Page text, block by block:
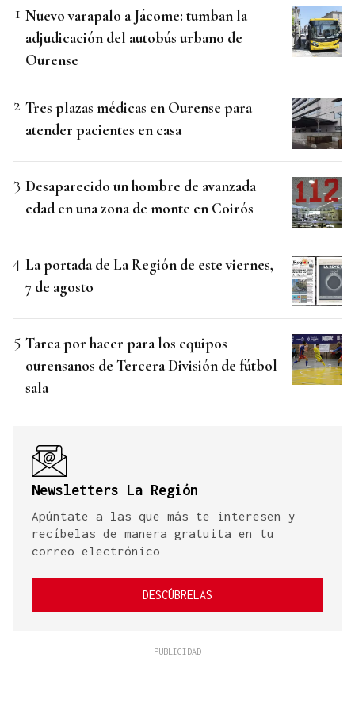
Nuevo varapalo a Jácome: tumban la
adjudicación del autobús urbano de
Ourense
Tres plazas médicas en Ourense para
atender pacientes en casa
Desaparecido un hombre de avanzada
edad en una zona de monte en Coirós
La portada de La Región de este viernes,
7 de agosto
Tarea por hacer para los equipos
ourensanos de Tercera División de fútbol
sala
Newsletters La Región
Apúntate a las que más te interesen y
recíbelas de manera gratuita en tu
correo electrónico
DESCÚBRELAS